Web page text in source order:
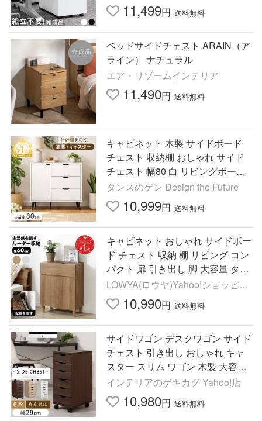
11,499円 送料無料
ベッドサイドチェスト ARAIN（ア
ライン） ナチュラル
エア・リゾームインテリア
11,490円 送料無料
キャビネット 木製 サイドボード
チェスト 収納棚 おしゃれ サイド
チェスト 幅80 白 リビングボード
北欧 扉 引き出し 収納 大容量 キャ
スター 扉付き
タンスのゲン Design the Future
10,999円 送料無料
キャビネット おしゃれ サイドボー
ド チェスト 収納 棚 リビング コン
パクト 扉 引き出し 脚 大容量 タン
ス ラック ルーター 木製 コンセン
トタップ
LOWYA(ロウヤ)Yahoo!ショッピン
グ店10,990円 送料無料
サイドワゴン デスクワゴン サイド
チェスト 引き出し おしゃれ キャ
スター スリム ワゴン 木製 大容量
6段 A4 デスク下 収納 書類 文房具
白 茶
インテリアのゲキカグ Yahoo!店
10,980円 送料無料